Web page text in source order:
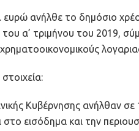
ευρώ ανήλθε το δημόσιο
α’ τριμήνου του 2019,
χρηματοοικονομικούς
Κυβέρνησης ανήλθαν
στο εισόδημα και την